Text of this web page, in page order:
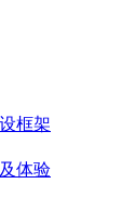
框架
体验